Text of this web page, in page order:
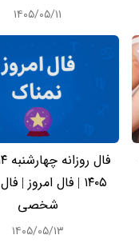
۱۴۰۵/۰۵/۱۱
۱۴۰۵ | فال امروز |
شخصی
۱۴۰۵/۰۵/۱۳